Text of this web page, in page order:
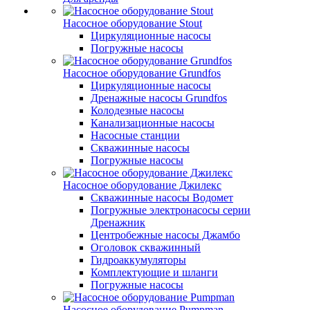
Насосное оборудование Stout
Циркуляционные насосы
Погружные насосы
Насосное оборудование Grundfos
Циркуляционные насосы
Дренажные насосы Grundfos
Колодезные насосы
Канализационные насосы
Насосные станции
Скважинные насосы
Погружные насосы
Насосное оборудование Джилекс
Скважинные насосы Водомет
Погружные электронасосы серии
Дренажник
Центробежные насосы Джамбо
Оголовок скважинный
Гидроаккумуляторы
Комплектующие и шланги
Погружные насосы